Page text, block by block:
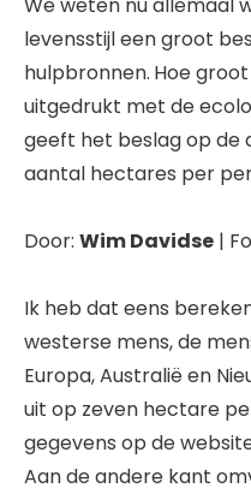
levensstijl een groot
hulpbronnen. Hoe
uitgedrukt met de
geeft het beslag op de
aantal hectares per
Door: Wim Davidse |
Ik heb dat eens
westerse mens, de
Europa, Australië en
uit op zeven hectare
gegevens op de
Aan de andere kant